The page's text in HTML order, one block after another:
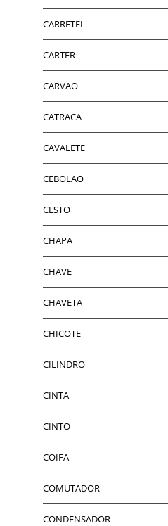
CARRETEL
CARTER
CARVAO
CATRACA
CAVALETE
CEBOLAO
CESTO
CHAPA
CHAVE
CHAVETA
CHICOTE
CILINDRO
CINTA
CINTO
COIFA
COMUTADOR
CONDENSADOR